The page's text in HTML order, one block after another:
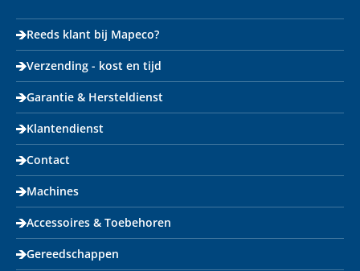
Reeds klant bij Mapeco?
Verzending - kost en tijd
Garantie & Hersteldienst
Klantendienst
Contact
Machines
Accessoires & Toebehoren
Gereedschappen